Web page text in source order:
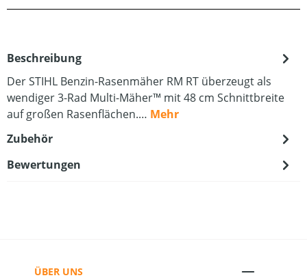
Beschreibung
Der STIHL Benzin-Rasenmäher RM RT überzeugt als
wendiger 3-Rad Multi-Mäher™ mit 48 cm Schnittbreite
auf großen Rasenflächen.… Mehr
Zubehör
Bewertungen
ÜBER UNS